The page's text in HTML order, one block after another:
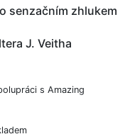
senzačním zhlukem
J. Veitha
s Amazing